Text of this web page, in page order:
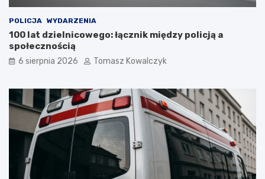
POLICJA WYDARZENIA
100 lat dzielnicowego: łącznik między policją a
społecznością
6 sierpnia 2026 Tomasz Kowalczyk